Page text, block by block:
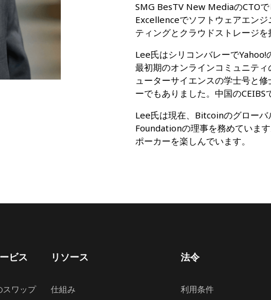
SMG BesTV New MediaのCTO
Excellenceでソフトウェアエン
ティングとクラウドストレージを
Lee氏はシリコンバレーでYahoo!
最初期のオンラインコミュニテ
ューターサイエンスの学士号と
ーでもありました。中国のCEIBS
Lee氏は現在、Bitcoinのグロー
Foundationの理事を務めていま
ポーカーを楽しんでいます。
ビス
スワップ
リソース
仕組み
法令
利用条件